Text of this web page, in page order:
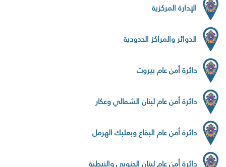
الإدارة المركزية
الدوائر والمراكز الحدودية
دائرة أمن عام بيروت
دائرة أمن عام لبنان الشمالي وعكار
دائرة أمن عام البقاع وبعلبك الهرمل
دائرة أمن عام لبنان الجنوبي والنبطية